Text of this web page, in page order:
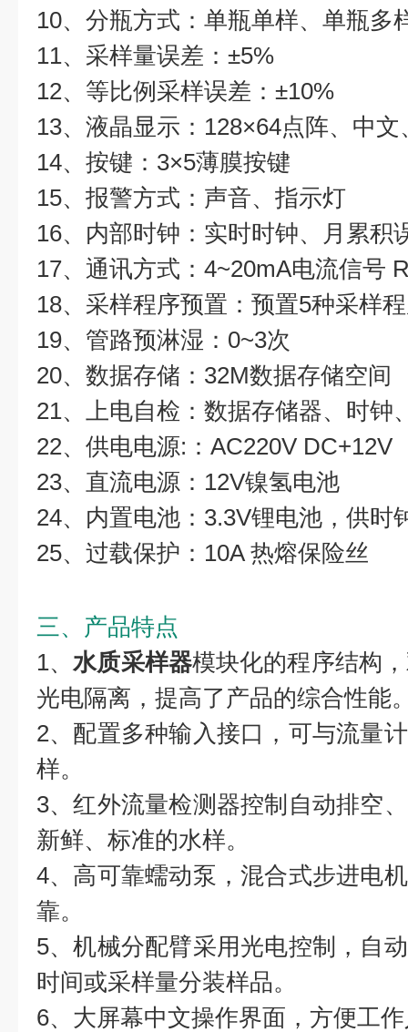
10、分瓶方式：单瓶单样、单瓶多
11、采样量误差：±5%
12、等比例采样误差：±10%
13、液晶显示：128×64点阵、中文
14、按键：3×5薄膜按键
15、报警方式：声音、指示灯
16、内部时钟：实时时钟、月累积
17、通讯方式：4~20mA电流信号
18、采样程序预置：预置5种采样
19、管路预淋湿：0~3次
20、数据存储：32M数据存储空间
21、上电自检：数据存储器、时钟
22、供电电源:：AC220V DC+12V
23、直流电源：12V镍氢电池
24、内置电池：3.3V锂电池，供时
25、过载保护：10A 热熔保险丝
三、产品特点
1、水质采样器模块化的程序结构
光电隔离，提高了产品的综合性能
2、配置多种输入接口，可与流量
样。
3、红外流量检测器控制自动排空
新鲜、标准的水样。
4、高可靠蠕动泵，混合式步进电
靠。
5、机械分配臂采用光电控制，自
时间或采样量分装样品。
6、大屏幕中文操作界面，方便工